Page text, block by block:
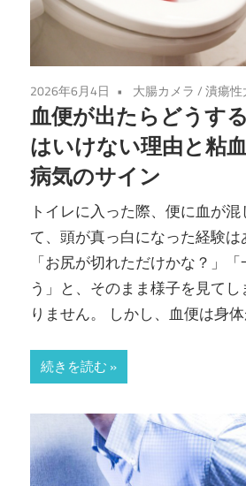
炎
症
性
腸
疾
患
｜
お
お
つ
か
2026年6月4日 大腸カメラ /潰瘍性
血便が出たらどうす
はいけない理由と粘
病気のサイン
トイレに入った際、便に血が
て、頭が真っ白になった経験は
「お尻が切れただけかな？」
う」と、そのまま様子を見て
りません。 しかし、血便は身
続きを読む